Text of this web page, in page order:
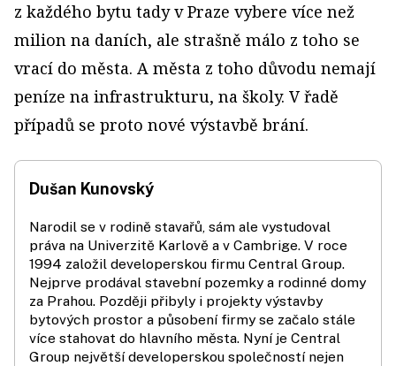
z každého bytu tady v Praze vybere více než
milion na daních, ale strašně málo z toho se
vrací do města. A města z toho důvodu nemají
peníze na infrastrukturu, na školy. V řadě
případů se proto nové výstavbě brání.
Dušan Kunovský
Narodil se v rodině stavařů, sám ale vystudoval
práva na Univerzitě Karlově a v Cambrige. V roce
1994 založil developerskou firmu Central Group.
Nejprve prodával stavební pozemky a rodinné domy
za Prahou. Později přibyly i projekty výstavby
bytových prostor a působení firmy se začalo stále
více stahovat do hlavního města. Nyní je Central
Group největší developerskou společností nejen